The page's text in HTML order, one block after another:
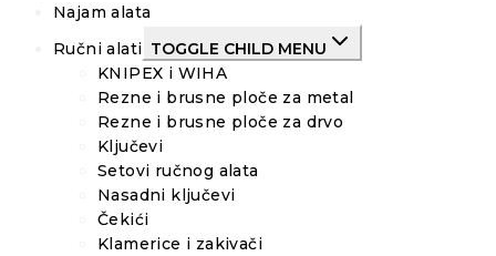
Najam alata
Ručni alati TOGGLE CHILD MENU
KNIPEX i WIHA
Rezne i brusne ploče za metal
Rezne i brusne ploče za drvo
Ključevi
Setovi ručnog alata
Nasadni ključevi
Čekići
Klamerice i zakivači